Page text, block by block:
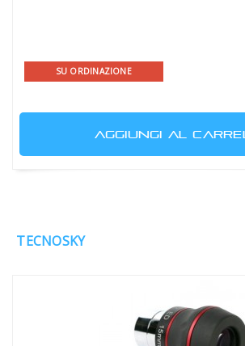
SU ORDINAZIONE
AGGIUNGI AL
TECNOSKY